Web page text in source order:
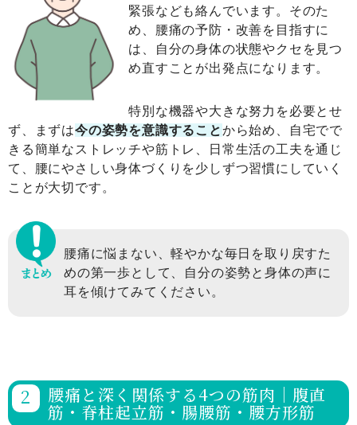
緊張なども絡んでいます。そのた
め、腰痛の予防・改善を目指すに
は、自分の身体の状態やクセを見つ
め直すことが出発点になります。
特別な機器や大きな努力を必要とせ
ず、まずは今の姿勢を意識することから始め、自宅でで
きる簡単なストレッチや筋トレ、日常生活の工夫を通じ
て、腰にやさしい身体づくりを少しずつ習慣にしていく
ことが大切です。
腰痛に悩まない、軽やかな毎日を取り戻すた
めの第一歩として、自分の姿勢と身体の声に
耳を傾けてみてください。
腰痛と深く関係する4つの筋肉｜腹直
筋・脊柱起立筋・腸腰筋・腰方形筋